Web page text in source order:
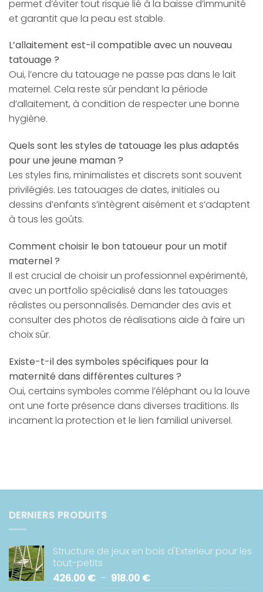
permet d’éviter tout risque lié à la baisse d’immunité
et garantit que la peau est stable.
L’allaitement est-il compatible avec un nouveau
tatouage ?
Oui, l’encre du tatouage ne passe pas dans le lait
maternel. Cela reste sûr pendant la période
d’allaitement, à condition de respecter une bonne
hygiène.
Quels sont les styles de tatouage les plus adaptés
pour une jeune maman ?
Les styles fins, minimalistes et discrets sont souvent
privilégiés. Les tatouages de dates, initiales ou
dessins d’enfants s’intègrent aisément et s’adaptent
à tous les goûts.
Comment choisir le bon tatoueur pour un motif
maternel ?
Il est crucial de choisir un professionnel expérimenté,
avec un portfolio spécialisé dans les tatouages
réalistes ou personnalisés. Demander des avis et
consulter des photos de réalisations aide à faire un
choix sûr.
Existe-t-il des symboles spécifiques pour la
maternité dans différentes cultures ?
Oui, certains symboles comme l’éléphant ou la louve
ont une forte présence dans diverses traditions. Ils
incarnent la protection et le lien familial universel.
DERNIERS PRODUITS
Structure de jeux en bois d'Exterieur pour les
tout-petits
426.00 € – 918.00 €Plage